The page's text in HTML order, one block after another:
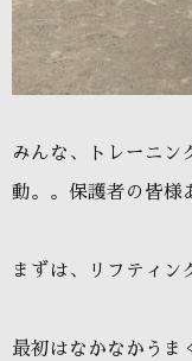
みんな、トレーニン
動。。保護者の皆様
まずは、リフティン
最初はなかなかうま